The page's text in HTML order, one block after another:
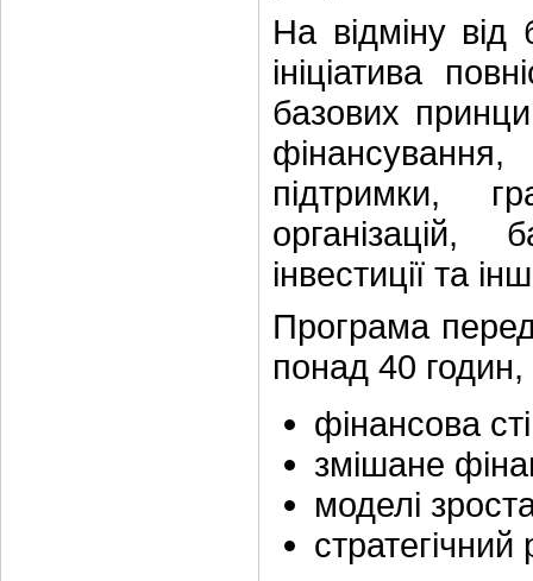
На відміну від
ініціатива
базових
підтримки,
організацій,
інвестиції та
Програма
понад 40 годин,
фінансова
змішане
моделі
стратегічний